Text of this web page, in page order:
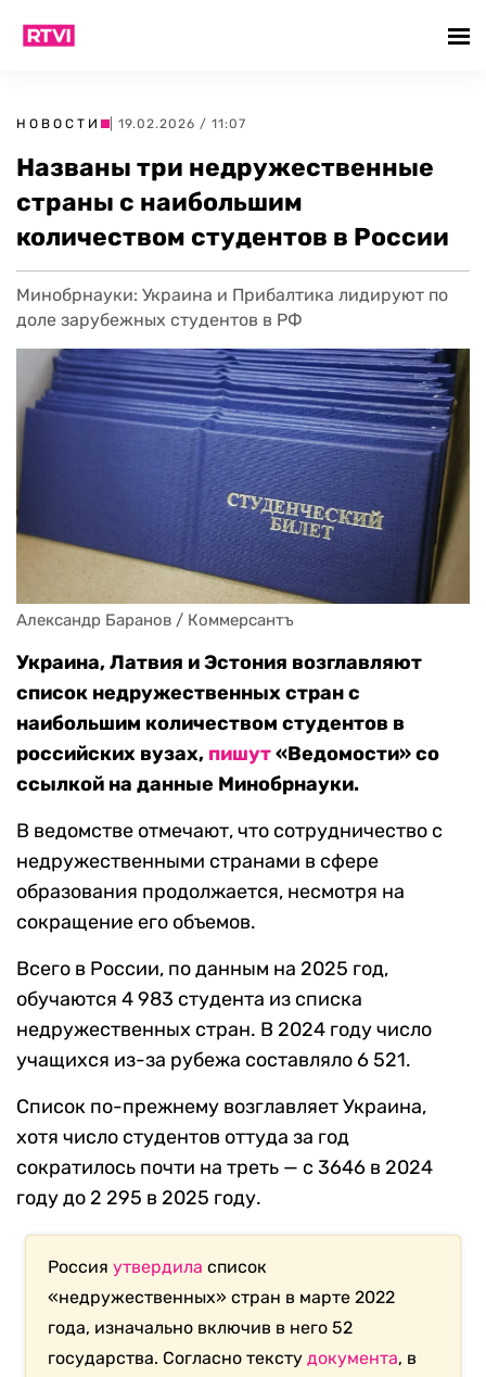
НОВОСТИ | 19.02.2026 / 11:07
Названы три недружественные
страны с наибольшим
количеством студентов в России
Минобрнауки: Украина и Прибалтика лидируют по
доле зарубежных студентов в РФ
Александр Баранов / Коммерсантъ
Украина, Латвия и Эстония возглавляют
список недружественных стран с
наибольшим количеством студентов в
российских вузах, пишут«Ведомости» со
ссылкой на данные Минобрнауки.
В ведомстве отмечают, что сотрудничество с
недружественными странами в сфере
образования продолжается, несмотря на
сокращение его объемов.
Всего в России, по данным на 2025 год,
обучаются 4 983 студента из списка
недружественных стран. В 2024 году число
учащихся из-за рубежа составляло 6 521.
Список по-прежнему возглавляет Украина,
хотя число студентов оттуда за год
сократилось почти на треть — с 3646 в 2024
году до 2 295 в 2025 году.
Россияутвердила список
«недружественных» стран в марте 2022
года, изначально включив в него 52
государства. Согласно текстудокумента, в